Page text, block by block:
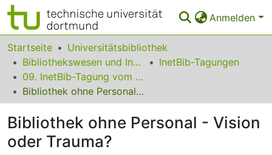
Anmelden
Bereiche & Sammlungen
Das gesamte Repositorium
Statistiken
FAQ
Leitlinien
Startseite
Universitätsbibliothek
Bibliothekswesen und Information
InetBib-Tagungen
09. InetBib-Tagung vom 06. bis 08. September 2006 in Münster
Bibliothek ohne Personal - Vision oder Trauma?
Bibliothek ohne Personal - Vision
oder Trauma?